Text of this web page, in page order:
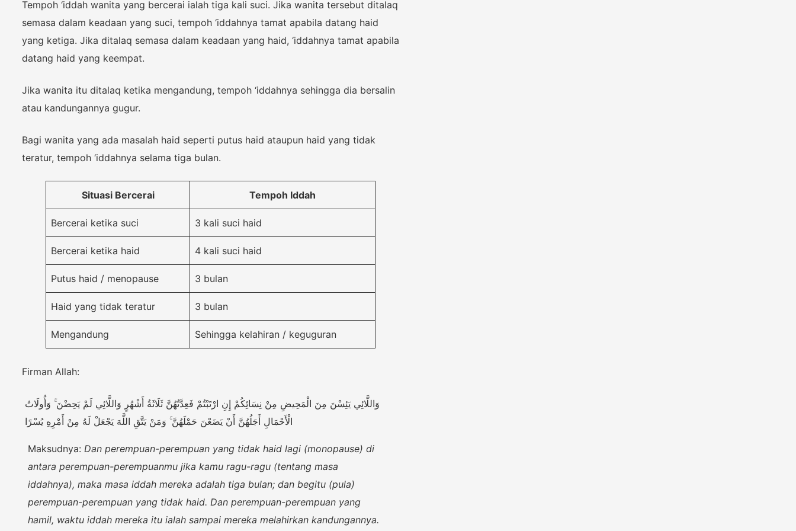
Tempoh ‘iddah wanita yang bercerai ialah tiga kali suci. Jika wanita tersebut ditalaq
semasa dalam keadaan yang suci, tempoh ‘iddahnya tamat apabila datang haid
yang ketiga. Jika ditalaq semasa dalam keadaan yang haid, ‘iddahnya tamat apabila
datang haid yang keempat.
Jika wanita itu ditalaq ketika mengandung, tempoh ‘iddahnya sehingga dia bersalin
atau kandungannya gugur.
Bagi wanita yang ada masalah haid seperti putus haid ataupun haid yang tidak
teratur, tempoh ‘iddahnya selama tiga bulan.
Situasi Bercerai Tempoh Iddah
Bercerai ketika suci 3 kali suci haid
Bercerai ketika haid 4 kali suci haid
Putus haid / menopause 3 bulan
Haid yang tidak teratur 3 bulan
Mengandung Sehingga kelahiran / keguguran
Firman Allah:
وَاللَّائِي يَئِسْنَ مِنَ الْمَحِيضِ مِنْ نِسَائِكُمْ إِنِ ارْتَبْتُمْ فَعِدَّتُهُنَّ ثَلَاثَةُ أَشْهُرٍ وَاللَّائِي لَمْ يَحِضْنَ ۚ وَأُولَاتُ
الْأَحْمَالِ أَجَلُهُنَّ أَنْ يَضَعْنَ حَمْلَهُنَّ ۚ وَمَنْ يَتَّقِ اللَّهَ يَجْعَلْ لَهُ مِنْ أَمْرِهِ يُسْرًا
Maksudnya: Dan perempuan-perempuan yang tidak haid lagi (monopause) di
antara perempuan-perempuanmu jika kamu ragu-ragu (tentang masa
iddahnya), maka masa iddah mereka adalah tiga bulan; dan begitu (pula)
perempuan-perempuan yang tidak haid. Dan perempuan-perempuan yang
hamil, waktu iddah mereka itu ialah sampai mereka melahirkan kandungannya.